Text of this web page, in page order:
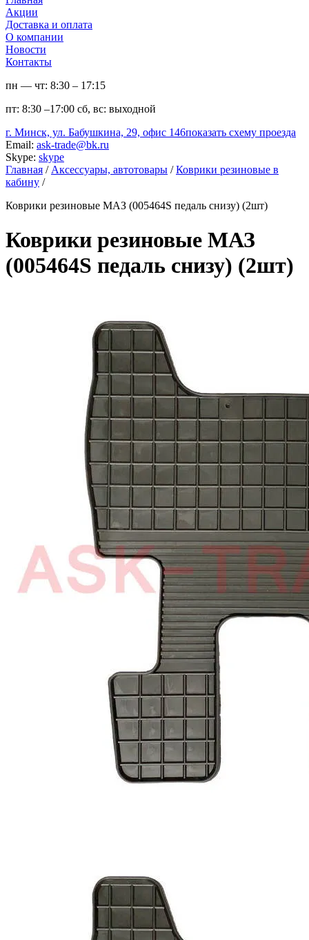
Акции
Доставка и оплата
О компании
Новости
Контакты
пн — чт: 8:30 – 17:15
пт: 8:30 –17:00 сб, вс: выходной
г. Минск, ул. Бабушкина, 29, офис 146показать схему проезда
Email: ask-trade@bk.ru
Skype: skype
Главная / Аксессуары, автотовары / Коврики резиновые в
кабину /
Коврики резиновые МАЗ (005464S педаль снизу) (2шт)
Коврики резиновые МАЗ
(005464S педаль снизу) (2шт)